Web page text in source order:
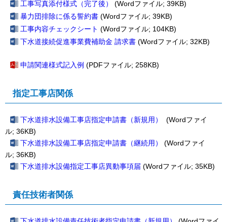
工事写真添付様式（完了後）
(Wordファイル; 39KB)
暴力団排除に係る誓約書 (Wordファイル; 39KB)
工事内容チェックシート (Wordファイル; 104KB)
下水道接続促進事業費補助金 請求書 (Wordファイル; 32KB)
申請関連様式記入例 (PDFファイル; 258KB)
指定工事店関係
下水道排水設備工事店指定申請書（新規用）
(Wordファイ
ル; 36KB)
下水道排水設備工事店指定申請書（継続用）
(Wordファイ
ル; 36KB)
下水道排水設備指定工事店異動事項届 (Wordファイル; 35KB)
責任技術者関係